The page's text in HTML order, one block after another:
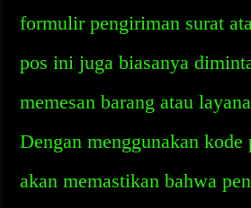
formulir pengiriman surat
pos ini juga biasanya
memesan barang atau
Dengan menggunakan
akan memastikan bahwa